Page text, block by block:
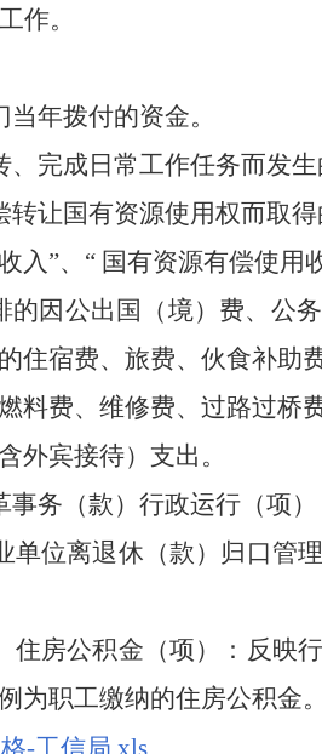
作。
年拨付的资金。
完成日常工作任务而发生
让国有资源使用权而取得
”、“ 国有资源有偿使用
的因公出国（境）费、公
住宿费、旅费、伙食补助
料费、维修费、过路过桥
外宾接待）支出。
务（款）行政运行（项）
单位离退休（款）归口管
住房公积金（项）：反映
为职工缴纳的住房公积金。
-工信局.xls